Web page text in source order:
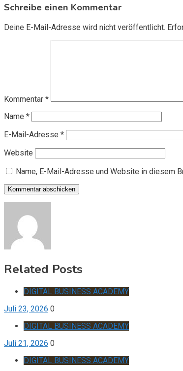
Schreibe einen Kommentar
Deine E-Mail-Adresse wird nicht veröffentlicht.
Kommentar *
Name *
E-Mail-Adresse *
Website
Name, E-Mail-Adresse und Website in diesem
Related Posts
DIGITAL BUSINESS ACADEMY
Juli 23, 2026 0
DIGITAL BUSINESS ACADEMY
Juli 21, 2026 0
DIGITAL BUSINESS ACADEMY